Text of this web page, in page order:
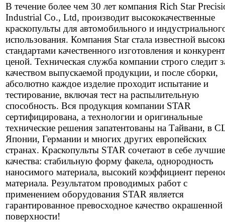
В течение более чем 30 лет компания Rich Star
Industrial Co., Ltd, производит высококачественные
краскопульты для автомобильного и
использования. Компания Star стала известной
стандартами качественного изготовления и
ценой. Техническая служба компании строго следит
качеством выпускаемой продукции, и после сборки,
абсолютно каждое изделие проходит испытание и
тестирование, включая тест на распылительную
способность. Вся продукция компании STAR
сертифицирована, а технологии и оригинальные
технические решения запатентованы на Тайвани, в
Японии, Германии и многих других европейских
странах. Краскопульты STAR сочетают в себе лучшие
качества: стабильную форму факела, однородность
наносимого материала, высокий коэффициент
материала. Результатом проводимых работ с
применением оборудования STAR является
гарантированное превосходное качество окрашенной
поверхности!